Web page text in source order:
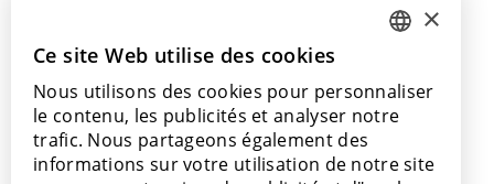
Notre salle d’exposition
Nos points de vente
ENGLISH
FRENCH
×
Ce site Web utilise des cookies
Nous utilisons des cookies pour personnaliser
le contenu, les publicités et analyser notre
trafic. Nous partageons également des
informations sur votre utilisation de notre site